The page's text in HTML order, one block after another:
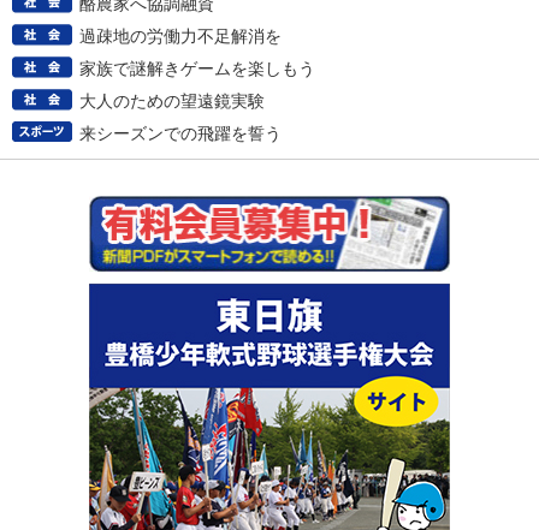
過疎地の労働力不足解消を
家族で謎解きゲームを楽しもう
大人のための望遠鏡実験
来シーズンでの飛躍を誓う